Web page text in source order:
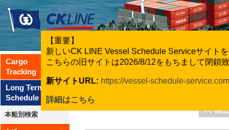
【重要】
新しいCK LINE Vessel Schedule Serviceサイト
こちらの旧サイトは2026/8/12をもちまして閉鎖
新サイトURL: https://vessel-schedule-
詳細はこちら
Cargo
Tracking
Long Term
Schedule
本船別検索
CK
<<